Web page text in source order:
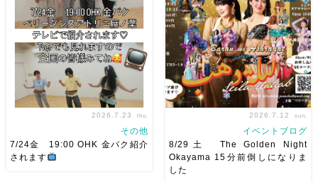
太鼓も叩くよー！私たちは
18:40頃から出演です屋台も出
てとても楽しいお祭りになりそ
う
私たちも踊った後は祭り
を楽しみます
遊びにいら
[…]
Okayama vol.4 本日8/1よりお
申し込みスタートです
【
Show 】 Guest DancerTixi
[…]
2026.7.23 thu.
その他
7/24金 19:00 OHK 金バク紹介
されます
2026.7.12 sun.
イベントブログ
8/29土 The Golden Night
Okayama 15分前倒しになりま
した